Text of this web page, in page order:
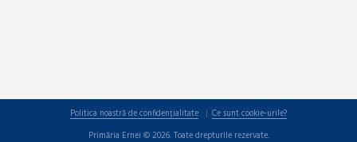
Politica noastră de confidențialitate
Ce sunt cookie-urile?
Primăria Ernei © 2026. Toate drepturile rezervate.